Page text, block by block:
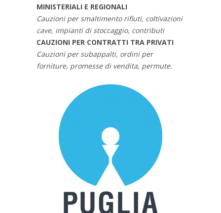
MINISTERIALI E REGIONALI
Cauzioni per smaltimento rifiuti, coltivazioni
cave, impianti di stoccaggio, contributi
CAUZIONI PER CONTRATTI TRA PRIVATI
Cauzioni per subappalti, ordini per
forniture, promesse di vendita, permute.